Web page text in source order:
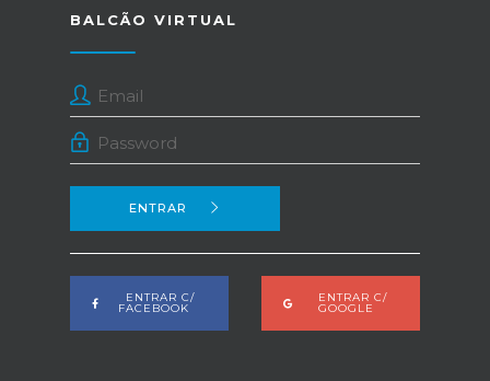
BALCÃO VIRTUAL
ENTRAR
ENTRAR C/
FACEBOOK
ENTRAR C/
GOOGLE